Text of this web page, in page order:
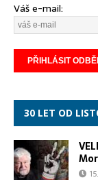
Váš e-mail:
30 LET OD